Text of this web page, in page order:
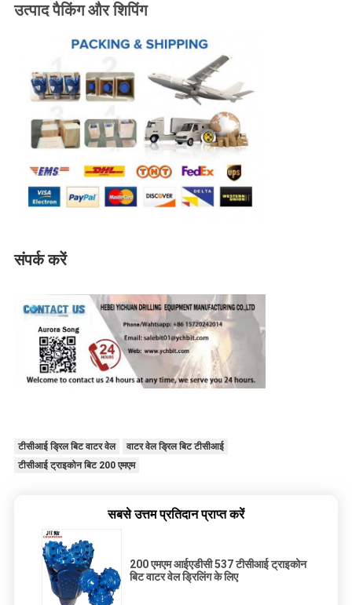
उत्पाद पैकिंग और शिपिंग
संपर्क करें
टीसीआई ड्रिल बिट वाटर वेल
वाटर वेल ड्रिल बिट टीसीआई
टीसीआई ट्राइकोन बिट 200 एमएम
सबसे उत्तम प्रतिदान प्राप्त करें
200 एमएम आईएडीसी 537 टीसीआई ट्राइकोन
बिट वाटर वेल ड्रिलिंग के लिए